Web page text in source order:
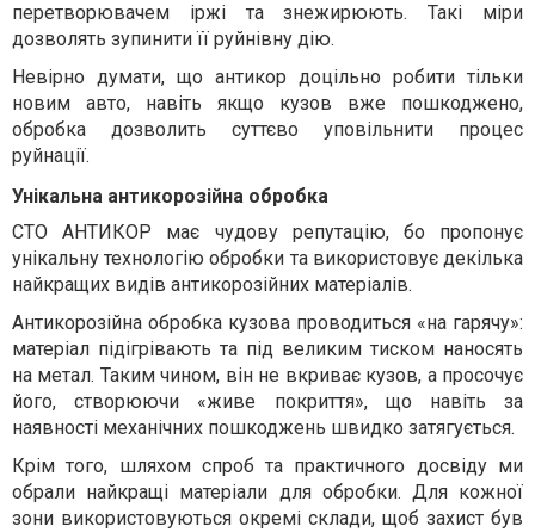
перетворювачем іржі та знежирюють. Такі міри
дозволять зупинити її руйнівну дію.
Невірно думати, що антикор доцільно робити тільки
новим авто, навіть якщо кузов вже пошкоджено,
обробка дозволить суттєво уповільнити процес
руйнації.
Унікальна антикорозійна обробка
СТО АНТИКОР має чудову репутацію, бо пропонує
унікальну технологію обробки та використовує декілька
найкращих видів антикорозійних матеріалів.
Антикорозійна обробка кузова проводиться «на гарячу»:
матеріал підігрівають та під великим тиском наносять
на метал. Таким чином, він не вкриває кузов, а просочує
його, створюючи «живе покриття», що навіть за
наявності механічних пошкоджень швидко затягується.
Крім того, шляхом спроб та практичного досвіду ми
обрали найкращі матеріали для обробки. Для кожної
зони використовуються окремі склади, щоб захист був